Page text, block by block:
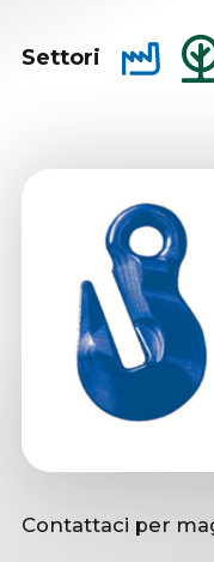
Settori
Contattaci per